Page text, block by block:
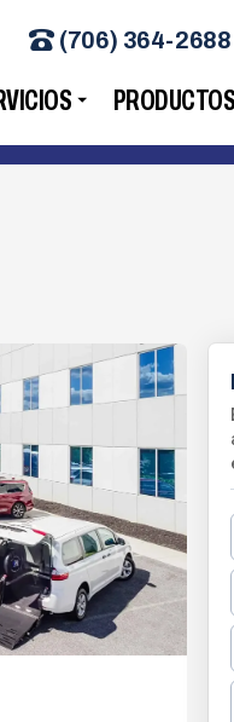
PRODUCTOS
(706) 364-2688